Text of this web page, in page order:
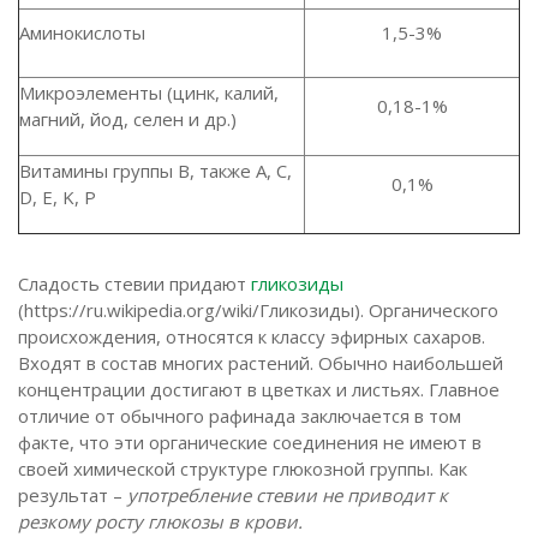
Аминокислоты 1,5-3%
Микроэлементы (цинк, калий,
магний, йод, селен и др.)
0,18-1%
Витамины группы B, также A, C,
D, E, K, P
0,1%
Сладость стевии придают гликозиды
(https://ru.wikipedia.org/wiki/Гликозиды). Органического
происхождения, относятся к классу эфирных сахаров.
Входят в состав многих растений. Обычно наибольшей
концентрации достигают в цветках и листьях. Главное
отличие от обычного рафинада заключается в том
факте, что эти органические соединения не имеют в
своей химической структуре глюкозной группы. Как
результат – употребление стевии не приводит к
резкому росту глюкозы в крови.